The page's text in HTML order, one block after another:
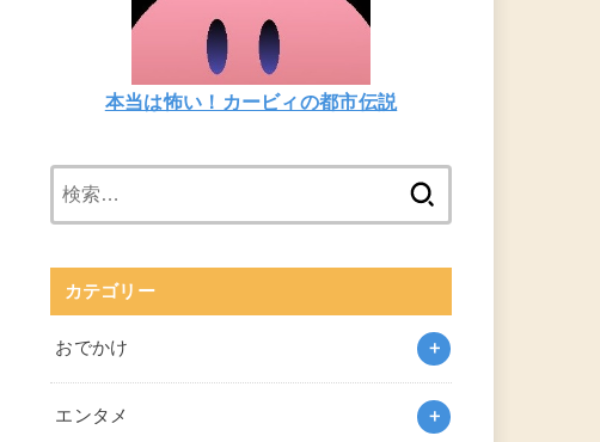
本当は怖い！カービィの都市伝説
カテゴリー
おでかけ
エンタメ